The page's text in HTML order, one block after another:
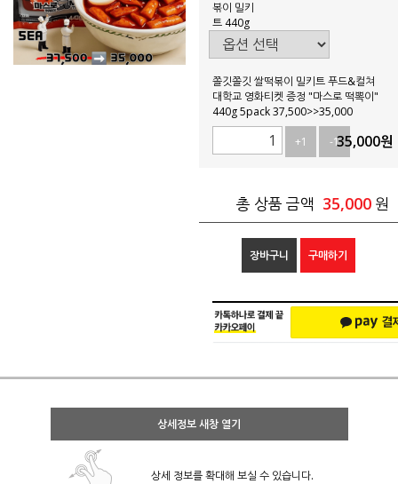
볶이 밀키
트 440g
쫄깃쫄깃 쌀떡볶이 밀키트 푸드&컬쳐
대학교 영화티켓 증정 "마스로 떡뽁이"
440g 5pack 37,500>>35,000
+1
-135,000원
총 상품 금액 35,000 원
장바구니 구매하기
상세정보 새창 열기
상세 정보를 확대해 보실 수 있습니다.